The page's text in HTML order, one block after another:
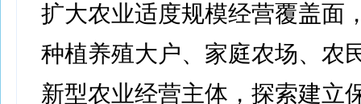
扩大农业适度规模经营覆盖面
种植养殖大户、家庭农场、农
新型农业经营主体，探索建立